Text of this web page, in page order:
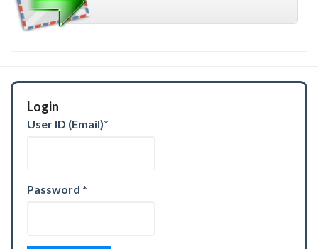
Login
User ID (Email)*
Password *